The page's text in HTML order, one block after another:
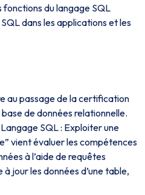
fonctions du langage SQL
dans les applications et les
au passage de la certification
de données relationnelle.
SQL : Exploiter une
vient évaluer les compétences
à l’aide de requêtes
jour les données d’une table,